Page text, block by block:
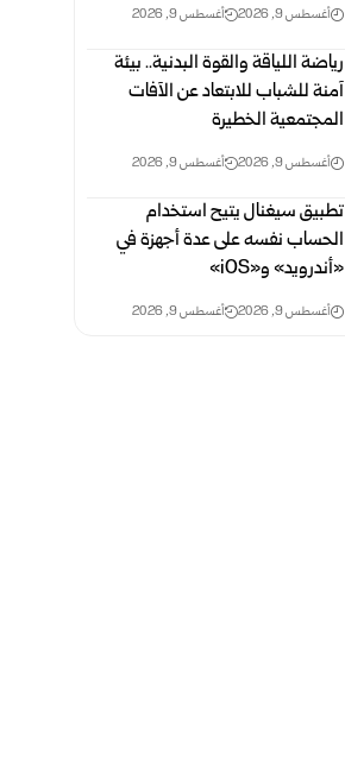
أغسطس 9, 2026 أغسطس 9, 2026
رياضة اللياقة والقوة البدنية.. بيئة
آمنة للشباب للابتعاد عن الآفات
المجتمعية الخطيرة
أغسطس 9, 2026 أغسطس 9, 2026
تطبيق سيغنال يتيح استخدام
الحساب نفسه على عدة أجهزة في
«أندرويد» و«iOS»
أغسطس 9, 2026 أغسطس 9, 2026